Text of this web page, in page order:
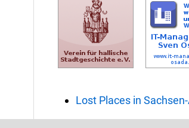
Lost Places in